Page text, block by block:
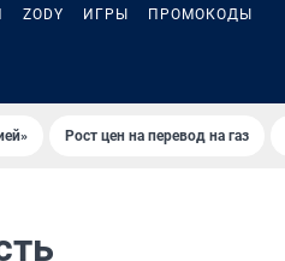
ZODY ИГРЫ ПРОМОКОДЫ
Рост цен на перевод на газ